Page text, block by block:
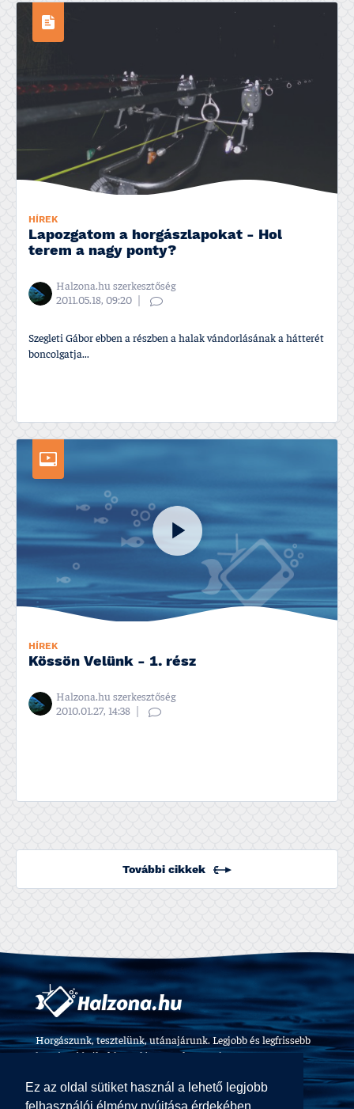
Ez az oldal sütiket használ a lehető legjobb
HÍREK
Lapozgatom a horgászlapokat - Hol
terem a nagy ponty?
Halzona.hu szerkesztőség
2011.05.18, 09:20
Szegleti Gábor ebben a részben a halak vándorlásának a hátterét
boncolgatja...
HÍREK
Kössön Velünk - 1. rész
Halzona.hu szerkesztőség
2010.01.27, 14:38
További cikkek
Horgászunk, tesztelünk, utánajárunk. Legjobb és legfrissebb
horgászvideók, felszerelés tesztek 2009 óta.